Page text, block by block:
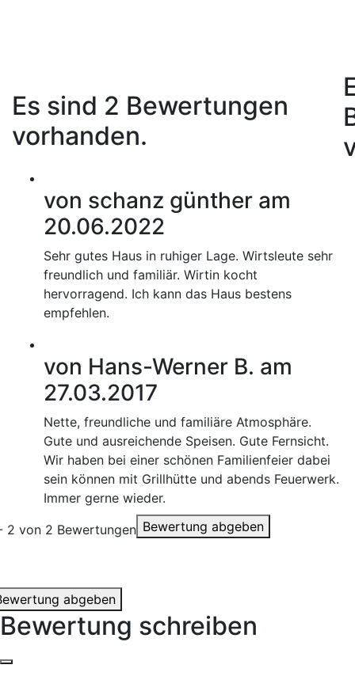
Es sind 2 Bewertungen
vorhanden.
von schanz günther am
20.06.2022
Sehr gutes Haus in ruhiger Lage. Wirtsleute sehr
freundlich und familiär. Wirtin kocht
hervorragend. Ich kann das Haus bestens
empfehlen.
von Hans-Werner B. am
27.03.2017
Nette, freundliche und familiäre Atmosphäre.
Gute und ausreichende Speisen. Gute Fernsicht.
Wir haben bei einer schönen Familienfeier dabei
sein können mit Grillhütte und abends Feuerwerk.
Immer gerne wieder.
2 von 2 Bewertungen Bewertung abgeben
abgeben
Bewertung schreiben